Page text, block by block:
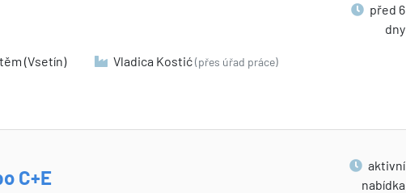
před 6
dny
(Vsetín) Vladica Kostić(přes úřad práce)
C+E
aktivní
nabídka